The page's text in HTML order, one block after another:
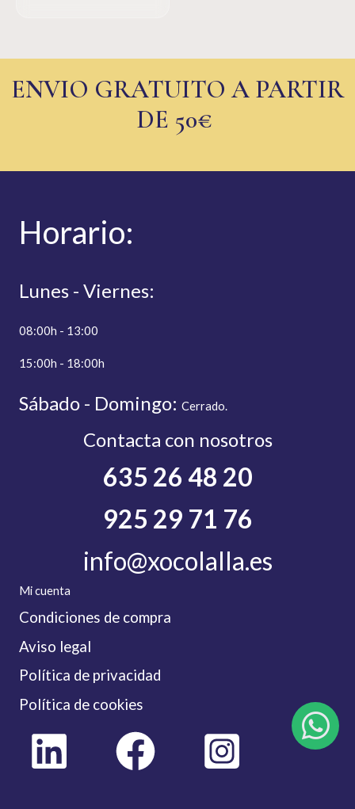
ENVIO GRATUITO A PARTIR
DE 50€
Horario:
Lunes - Viernes:
08:00h - 13:00
15:00h - 18:00h
Sábado - Domingo: Cerrado.
Contacta con nosotros
635 26 48 20
925 29 71 76
info@xocolalla.es
Mi cuenta
Condiciones de compra
Aviso legal
Política de privacidad
Política de cookies